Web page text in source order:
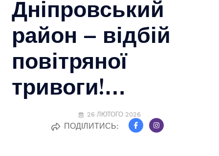
Дніпровський
район – відбій
повітряної
тривоги!…
26 ЛЮТОГО 2026
ПОДІЛИТИСЬ: